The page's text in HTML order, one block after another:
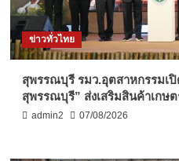
ข่าวทั่วไทย
สุพรรณบุรี รมว.อุตสาหกรรมเปิ
สุพรรณบุรี” ส่งเสริมสินค้าเกษ
admin2 07/08/2026